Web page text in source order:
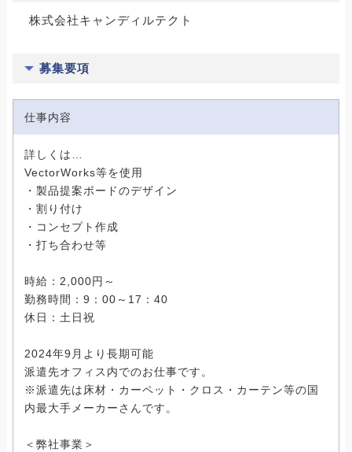
株式会社キャンディルテクト
募集要項
仕事内容
詳しくは…
VectorWorks等を使用
・製品提案ボードのデザイン
・割り付け
・コンセプト作成
・打ち合わせ等
時給：2,000円～
勤務時間：9：00～17：40
休日：土日祝
2024年9月より長期可能
派遣先オフィス内でのお仕事です。
※派遣先は床材・カーペット・クロス・カーテン等の国
内最大手メーカーさんです。
＜弊社事業＞